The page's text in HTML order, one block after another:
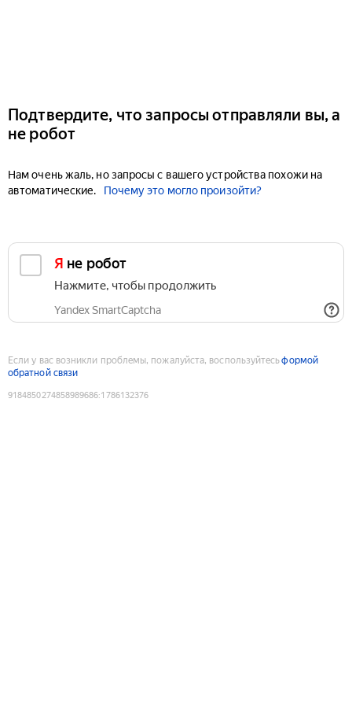
Подтвердите, что запросы отправляли вы, а
не робот
Нам очень жаль, но запросы с вашего устройства похожи на
автоматические.
Почему это могло произойти?
Я не робот
Нажмите, чтобы продолжить
Yandex SmartCaptcha
Если у вас возникли проблемы, пожалуйста, воспользуйтесьформой
обратной связи
9184850274858989686:1786132376